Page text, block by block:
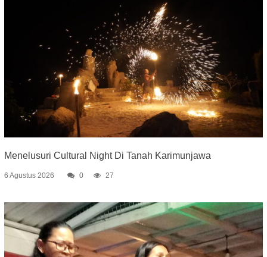
Menelusuri Cultural Night Di Tanah Karimunjawa
6 Agustus 2026 0 27